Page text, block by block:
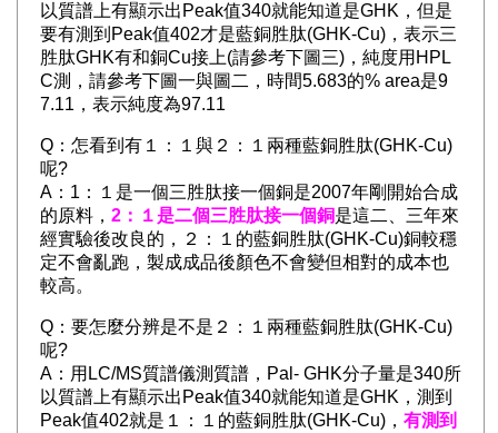
以質譜上有顯示出Peak值340就能知道是GHK，但是
要有測到Peak值402才是藍銅胜肽(GHK-Cu)，表示三
胜肽GHK有和銅Cu接上(請參考下圖三)，純度用HPL
C測，請參考下圖一與圖二，時間5.683的% area是9
7.11，表示純度為97.11
Q：怎看到有１：１與２：１兩種藍銅胜肽(GHK-Cu)
呢?
A：1：１是一個三胜肽接一個銅是2007年剛開始合成
的原料， 2：１是二個三胜肽接一個銅是這二、三年來
經實驗後改良的，２：１的藍銅胜肽(GHK-Cu)銅較穩
定不會亂跑，製成成品後顏色不會變但相對的成本也
較高。
Q：要怎麼分辨是不是２：１兩種藍銅胜肽(GHK-Cu)
呢?
A：用LC/MS質譜儀測質譜，Pal- GHK分子量是340所
以質譜上有顯示出Peak值340就能知道是GHK，測到
Peak值402就是１：１的藍銅胜肽(GHK-Cu)， 有測到